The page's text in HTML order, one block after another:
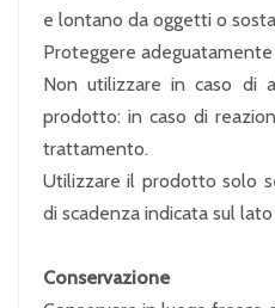
e lontano da oggetti o
Proteggere
Non utilizzare in caso di
prodotto: in caso di
trattamento.
Utilizzare il prodotto solo
di scadenza indicata sul
Conservazione